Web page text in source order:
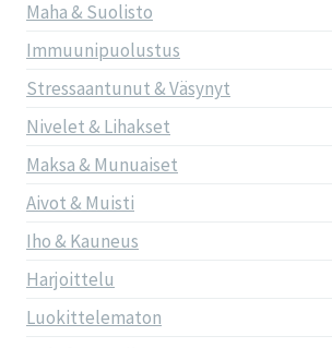
Maha & Suolisto
Immuunipuolustus
Stressaantunut & Väsynyt
Nivelet & Lihakset
Maksa & Munuaiset
Aivot & Muisti
Iho & Kauneus
Harjoittelu
Luokittelematon